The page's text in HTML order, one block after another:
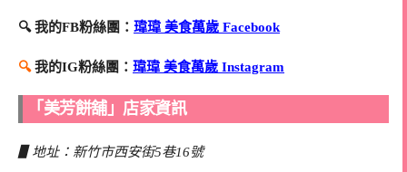
🔍 我的FB粉絲團： 瑋瑋 美食萬歲 Facebook
🔍我的IG粉絲團： 瑋瑋 美食萬歲 Instagram
「美芳餅舖」店家資訊
▋地址：新竹市西安街5巷16號